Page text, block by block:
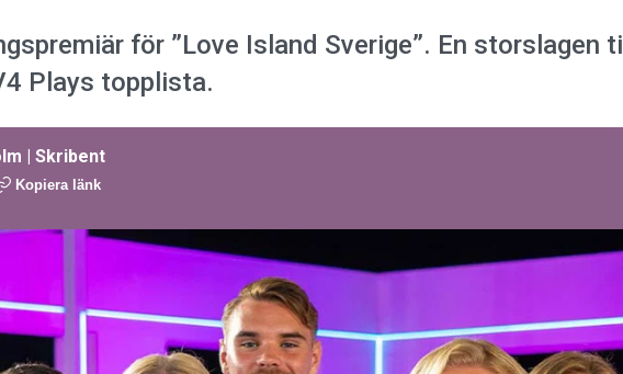
för ”Love Island Sverige”. En
Plays topplista.
| Skribent
Kopiera länk